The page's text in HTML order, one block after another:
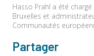
Hasso Prahl a été
Bruxelles et
Communautés
Partager